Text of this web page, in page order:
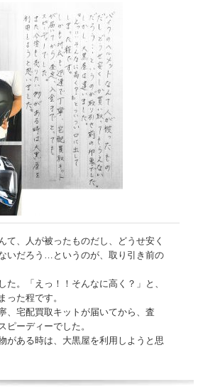
て、人が被ったものだし、どうせ安く
いだろう…というのが、取り引き前の
た。「えっ！！そんなに高く？」と、
った程です。
、宅配買取キットが届いてから、査
ピーディーでした。
がある時は、大黒屋を利用しようと思